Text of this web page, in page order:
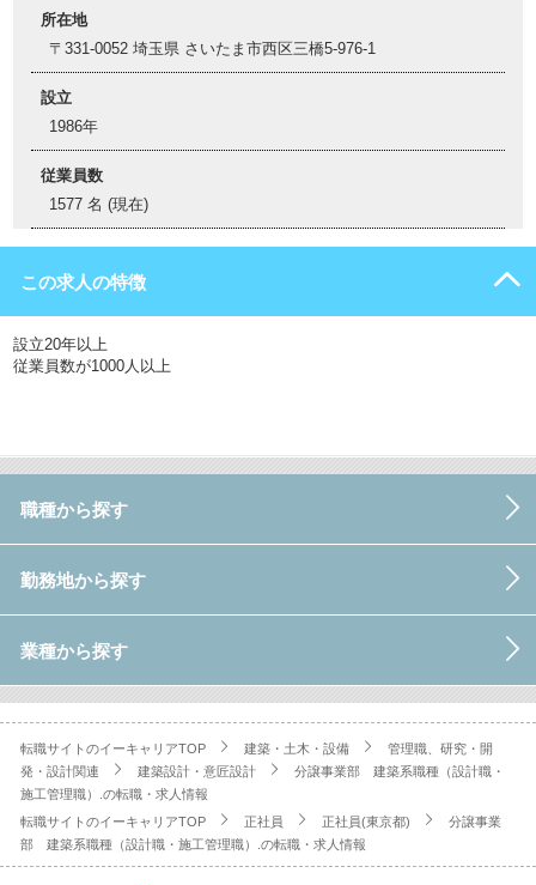
所在地
〒331-0052 埼玉県 さいたま市西区三橋5-976-1
設立
1986年
従業員数
1577 名 (現在)
この求人の特徴
設立20年以上
従業員数が1000人以上
職種から探す
勤務地から探す
業種から探す
転職サイトのイーキャリアTOP 建築・土木・設備
管理職、研究・開
発・設計関連
建築設計・意匠設計
分譲事業部 建築系職種（設計職・
施工管理職）.の転職・求人情報
転職サイトのイーキャリアTOP
正社員 正社員(東京都)
分譲事業
部 建築系職種（設計職・施工管理職）.の転職・求人情報